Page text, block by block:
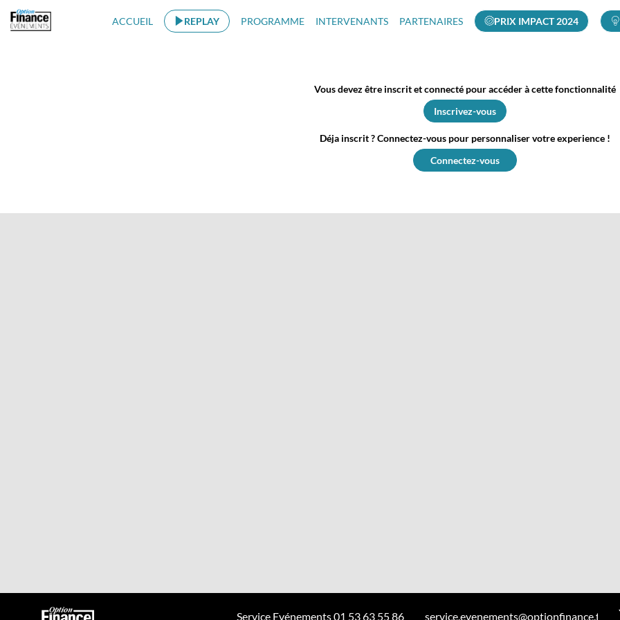
ACCUEIL REPLAY PROGRAMME INTERVENANTS PARTENAIRES PRIX IMPACT 2024
Vous devez être inscrit et connecté pour accéder à cette fonctionnalité
Inscrivez-vous
Déja inscrit ? Connectez-vous pour personnaliser votre experience !
Connectez-vous
Service Evénements 01 53 63 55 86 service.evenements@optionfinance.fr